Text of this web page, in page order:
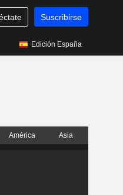
Suscribirse
Edición España
América Asia